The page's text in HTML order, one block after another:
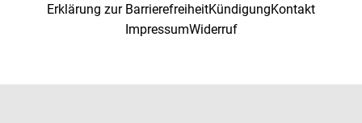
Erklärung zur BarrierefreiheitKündigungKontakt
ImpressumWiderruf